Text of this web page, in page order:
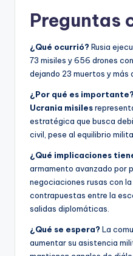
Preguntas
¿Qué ocurrió? Rusia
73 misiles y 656 drones
dejando 23 muertos y más
¿Por qué es importante?
Ucrania misiles
estratégica que busca
civil, pese al equilibrio
¿Qué implicaciones
armamento avanzado por
negociaciones rusas con la
contrapuestas entre la
salidas diplomáticas.
¿Qué se espera? La
aumentar su asistencia